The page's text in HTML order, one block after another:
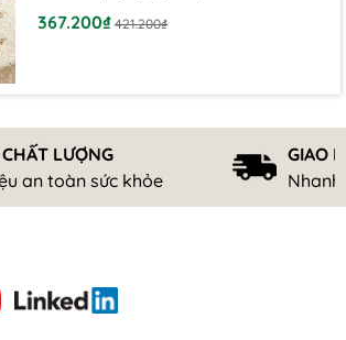
367.200₫ 421.200₫
LƯỢNG
an toàn sức khỏe
GIAO